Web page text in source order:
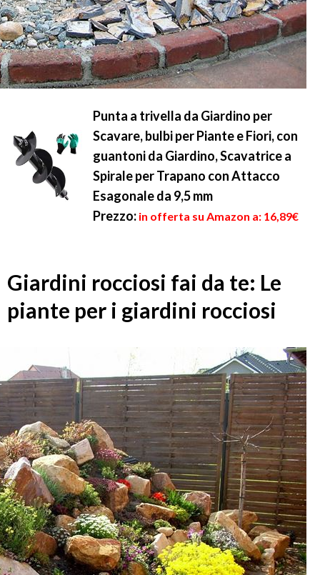
Punta a trivella da Giardino per
Scavare, bulbi per Piante e Fiori, con
guantoni da Giardino, Scavatrice a
Spirale per Trapano con Attacco
Esagonale da 9,5 mm
Prezzo: in offerta su Amazon a: 16,89€
Giardini rocciosi fai da te: Le
piante per i giardini rocciosi